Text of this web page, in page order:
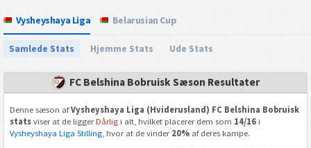
Vysheyshaya Liga Belarusian Cup
Samlede Stats Hjemme Stats Ude Stats
FC Belshina Bobruisk Sæson Resultater
Denne sæson afVysheyshaya Liga (Hviderusland) FC Belshina Bobruisk
statsviser at de liggerDårligi alt, hvilket placerer dem som 14/16i
Vysheyshaya Liga Stilling, hvor at de vinder 20%af deres kampe.